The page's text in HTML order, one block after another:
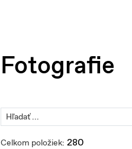
Fotografie
Celkom položiek: 280